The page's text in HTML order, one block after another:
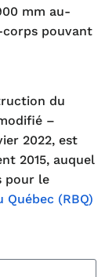
mm au-
corps pouvant
du
–
2022, est
2015, auquel
pour le
(RBQ)